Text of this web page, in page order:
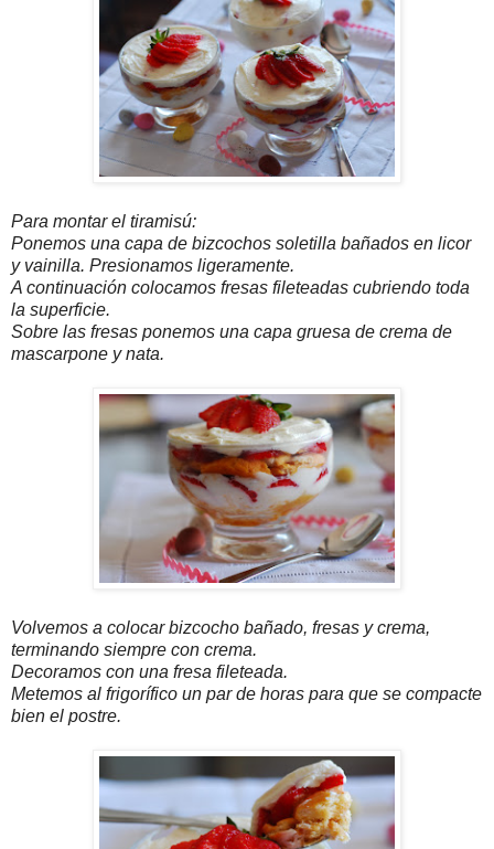
Para montar el tiramisú:
Ponemos una capa de bizcochos soletilla bañados en licor
y vainilla. Presionamos ligeramente.
A continuación colocamos fresas fileteadas cubriendo toda
la superficie.
Sobre las fresas ponemos una capa gruesa de crema de
mascarpone y nata.
Volvemos a colocar bizcocho bañado, fresas y crema,
terminando siempre con crema.
Decoramos con una fresa fileteada.
Metemos al frigorífico un par de horas para que se compacte
bien el postre.